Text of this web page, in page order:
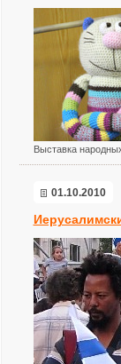
Выставка
01.10.2010